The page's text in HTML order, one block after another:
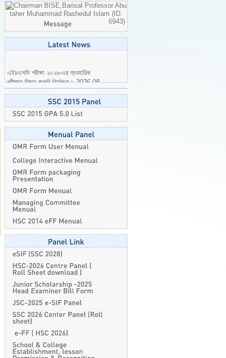
Professor Abu
taher Muhammad Rashedul Islam (ID.
6943)
পরীক্ষার বিষয়ে জরুরি নির্দেশনা।2026-08-
04